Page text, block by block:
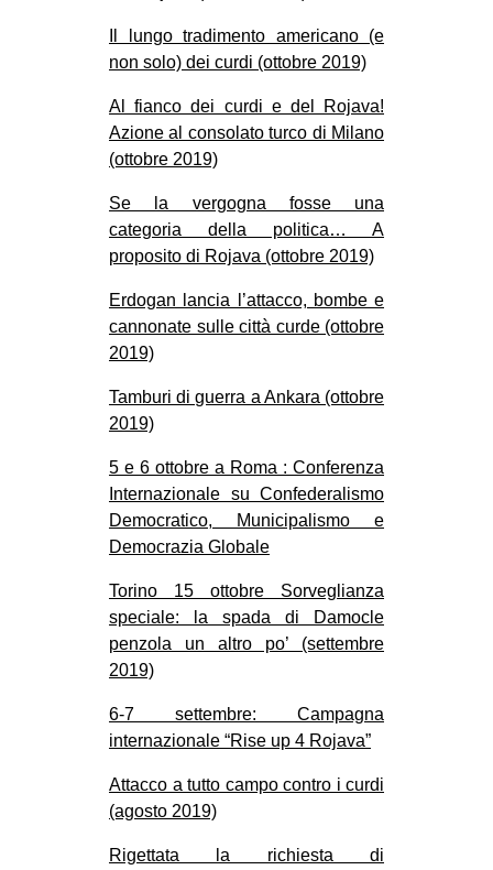
Il lungo tradimento americano (e
non solo) dei curdi (ottobre 2019)
Al fianco dei curdi e del Rojava!
Azione al consolato turco di Milano
(ottobre 2019)
Se la vergogna fosse una
categoria della politica… A
proposito di Rojava (ottobre 2019)
Erdogan lancia l’attacco, bombe e
cannonate sulle città curde (ottobre
2019)
Tamburi di guerra a Ankara (ottobre
2019)
5 e 6 ottobre a Roma : Conferenza
Internazionale su Confederalismo
Democratico, Municipalismo e
Democrazia Globale
Torino 15 ottobre Sorveglianza
speciale: la spada di Damocle
penzola un altro po’ (settembre
2019)
6-7 settembre: Campagna
internazionale “Rise up 4 Rojava”
Attacco a tutto campo contro i curdi
(agosto 2019)
Rigettata la richiesta di